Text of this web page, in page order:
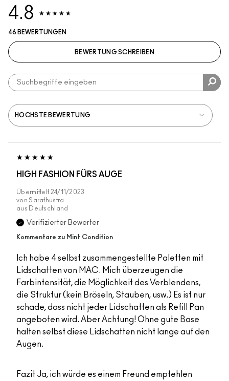
4.8
46 BEWERTUNGEN
BEWERTUNG SCHREIBEN
HIGH FASHION FÜRS AUGE
Übermittelt 24/11/2023
von Sarathustra
aus
Deutschland
Verifizierter Bewerter
Kommentare zu Mint Condition
Ich habe 4 selbst zusammengestellte Paletten mit
Lidschatten von MAC. Mich überzeugen die
Farbintensität, die Möglichkeit des Verblendens,
die Struktur (kein Bröseln, Stauben, usw.) Es ist nur
schade, dass nicht jeder Lidschatten als Refill Pan
angeboten wird. Aber Achtung! Ohne gute Base
halten selbst diese Lidschatten nicht lange auf den
Augen.
Fazit Ja, ich würde es einem Freund empfehlen